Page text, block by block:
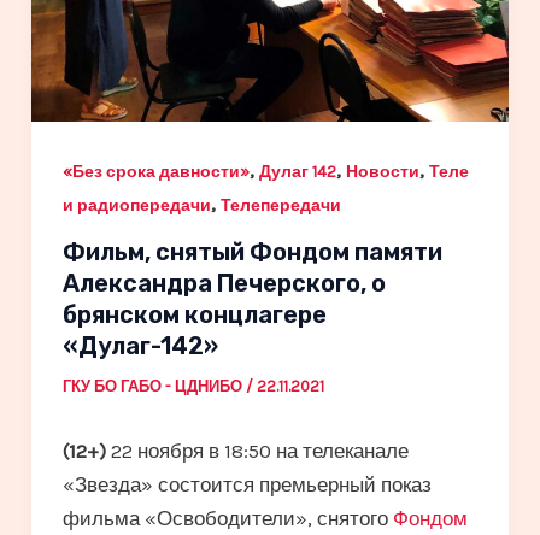
«Без срока давности», Дулаг 142, Новости, Теле
и радиопередачи, Телепередачи
Фильм, снятый Фондом памяти
Александра Печерского, о
брянском концлагере
«Дулаг-142»
ГКУ БО ГАБО - ЦДНИБО / 22.11.2021
(12+)22 ноября в 18:50 на телеканале
«Звезда» состоится премьерный показ
фильма «Освободители», снятого Фондом